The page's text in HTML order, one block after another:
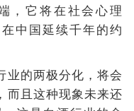
，它将在社会心理
中国延续千年的约
业的两极分化，将会
而且这种现象未来还